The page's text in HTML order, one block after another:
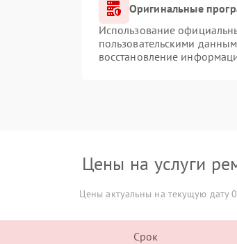
Оригинальные
Использование
пользовательскими
восстановление
Цены на услуги
Цены актуальны на текущую дату
Срок